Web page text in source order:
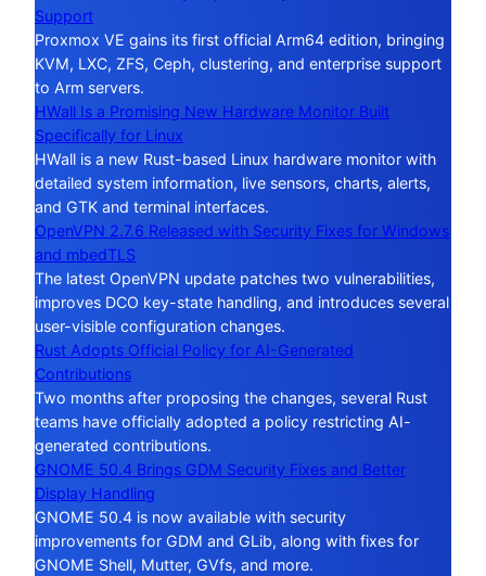
Support
Proxmox VE gains its first official Arm64 edition, bringing
KVM, LXC, ZFS, Ceph, clustering, and enterprise support
to Arm servers.
HWall Is a Promising New Hardware Monitor Built
Specifically for Linux
HWall is a new Rust-based Linux hardware monitor with
detailed system information, live sensors, charts, alerts,
and GTK and terminal interfaces.
OpenVPN 2.7.6 Released with Security Fixes for Windows
and mbedTLS
The latest OpenVPN update patches two vulnerabilities,
improves DCO key-state handling, and introduces several
user-visible configuration changes.
Rust Adopts Official Policy for AI-Generated
Contributions
Two months after proposing the changes, several Rust
teams have officially adopted a policy restricting AI-
generated contributions.
GNOME 50.4 Brings GDM Security Fixes and Better
Display Handling
GNOME 50.4 is now available with security
improvements for GDM and GLib, along with fixes for
GNOME Shell, Mutter, GVfs, and more.